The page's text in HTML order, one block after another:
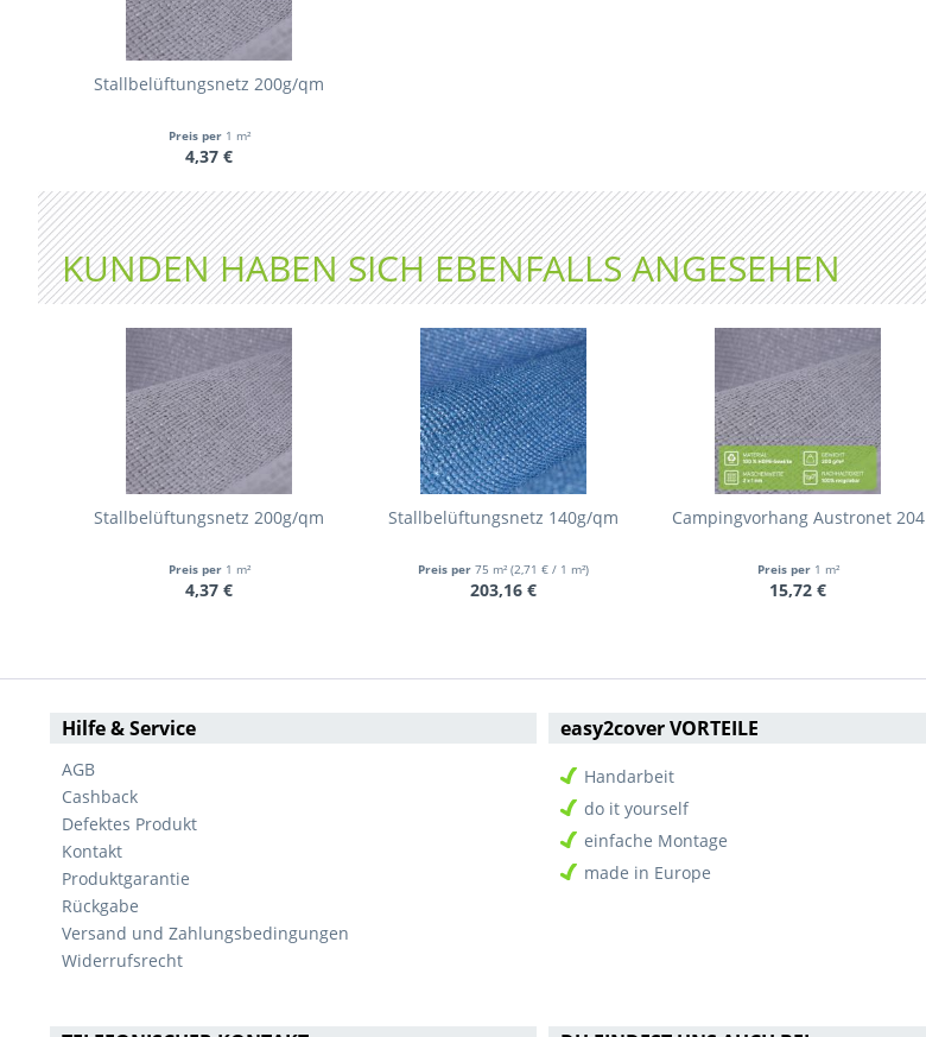
Stallbelüftungsnetz 200g/qm
Preis per 1 m²
4,37 €
KUNDEN HABEN SICH EBENFALLS ANGESEHEN
Stallbelüftungsnetz 200g/qm
Preis per 1 m²
4,37 €
Stallbelüftungsnetz 140g/qm
Preis per 75 m² (2,71 € / 1 m²)
203,16 €
Campingvorhang Austronet 204
Preis per 1 m²
15,72 €
Hilfe & Service
AGB
Cashback
Defektes Produkt
Kontakt
Produktgarantie
Rückgabe
Versand und Zahlungsbedingungen
Widerrufsrecht
easy2cover VORTEILE
Handarbeit
do it yourself
einfache Montage
made in Europe